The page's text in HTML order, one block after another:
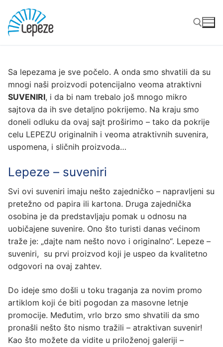
sadržaja
Sa lepezama je sve počelo. A onda smo shvatili da su
mnogi naši proizvodi potencijalno veoma atraktivni
SUVENIRI, i da bi nam trebalo još mnogo mikro
sajtova da ih sve detaljno pokrijemo. Na kraju smo
doneli odluku da ovaj sajt proširimo – tako da pokrije
celu LEPEZU originalnih i veoma atraktivnih suvenira,
uspomena, i sličnih proizvoda…
Lepeze – suveniri
Svi ovi suveniri imaju nešto zajedničko – napravljeni su
pretežno od papira ili kartona. Druga zajednička
osobina je da predstavljaju pomak u odnosu na
uobičajene suvenire. Ono što turisti danas većinom
traže je: „dajte nam nešto novo i originalno“. Lepeze –
suveniri, su prvi proizvod koji je uspeo da kvalitetno
odgovori na ovaj zahtev.
Do ideje smo došli u toku traganja za novim promo
artiklom koji će biti pogodan za masovne letnje
promocije. Međutim, vrlo brzo smo shvatili da smo
pronašli nešto što nismo tražili – atraktivan suvenir!
Kao što možete da vidite u priloženoj galeriji –